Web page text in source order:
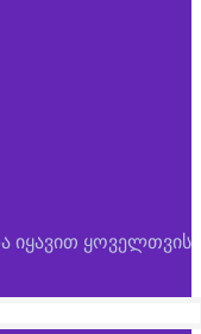
იყავით ყოველთვის